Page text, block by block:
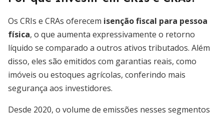
Os CRIs e CRAs oferecem isenção fiscal para pessoa
física, o que aumenta expressivamente o retorno
líquido se comparado a outros ativos tributados. Além
disso, eles são emitidos com garantias reais, como
imóveis ou estoques agrícolas, conferindo mais
segurança aos investidores.
Desde 2020, o volume de emissões nesses segmentos